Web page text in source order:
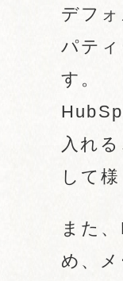
デフ
パテ
す。
入れ
して
また
め、